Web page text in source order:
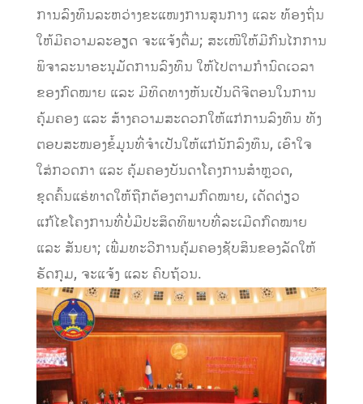
ການລົງທຶນລະຫວ່າງຂະແໜງການສູນກາງ ແລະ ທ້ອງຖິ່ນ
ໃຫ້ມີຄວາມລະອຽດ ຈະແຈ້ງຕື່ມ; ສະເໜີໃຫ້ມີກົນໄກການ
ພິຈາລະນາອະນຸມັດການລົງທຶນ ໃຫ້ໄປຕາມກໍານົດເວລາ
ຂອງກົດໝາຍ ແລະ ມີທິດທາງຫັນເປັນດີຈີຕອນໃນການ
ຄຸ້ມຄອງ ແລະ ສ້າງຄວາມສະດວກໃຫ້ແກ່ການລົງທຶນ ທັງ
ຕອບສະໜອງຂໍ້ມູນທີ່ຈໍາເປັນໃຫ້ແກ່ນັກລົງທຶນ, ເອົາໃຈ
ໃສ່ກວດກາ ແລະ ຄຸ້ມຄອງບັນດາໂຄງການສໍາຫຼວດ,
ຂຸດຄົ້ນແຮ່ທາດໃຫ້ຖືກຕ້ອງຕາມກົດໝາຍ, ເດັດດ່ຽວ
ແກ້ໄຂໂຄງການທີ່ບໍ່ມີປະສິດທິພາບທີ່ລະເມີດກົດໝາຍ
ແລະ ສັນຍາ; ເພີ່ມທະວີການຄຸ້ມຄອງຊັບສິນຂອງລັດໃຫ້
ຮັດກຸມ, ຈະແຈ້ງ ແລະ ຄົບຖ້ວນ.